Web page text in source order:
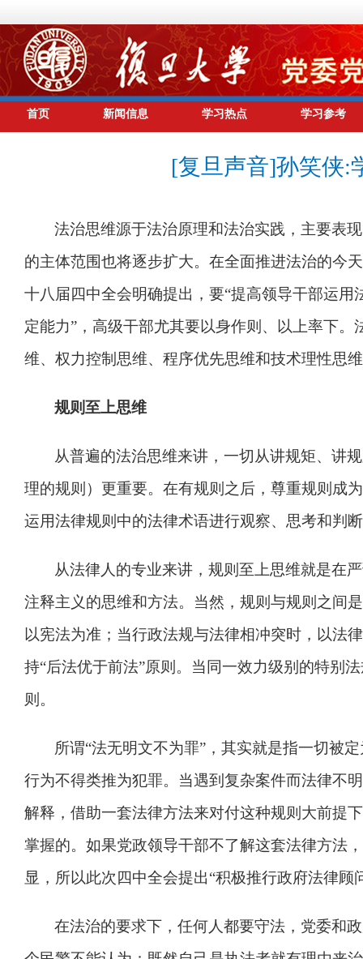
首页 新闻信息 学习热点 学习参考
[复旦声音]孙笑侠:
法治思维源于法治原理和法治实践，主要表
的主体范围也将逐步扩大。在全面推进法治的今
十八届四中全会明确提出，要“提高领导干部运用
定能力” ，高级干部尤其要以身作则、以上率下
维、权力控制思维、程序优先思维和技术理性思
规则至上思维
从普遍的法治思维来讲，一切从讲规矩、讲
理的规则）更重要。在有规则之后，尊重规则成
运用法律规则中的法律术语进行观察、思考和判
从法律人的专业来讲，规则至上思维就是在
注释主义的思维和方法。当然，规则与规则之间
以宪法为准；当行政法规与法律相冲突时，以法
持“后法优于前法”原则。当同一效力级别的特别
则。
所谓“法无明文不为罪” ，其实就是指一切被
行为不得类推为犯罪。当遇到复杂案件而法律不
解释，借助一套法律方法来对付这种规则大前提
掌握的。如果党政领导干部不了解这套法律方法
显，所以此次四中全会提出“积极推行政府法律顾
在法治的要求下，任何人都要守法，党委和